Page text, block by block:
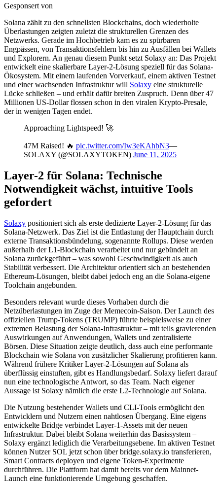
Gesponsert von
Solana zählt zu den schnellsten Blockchains, doch wiederholte
Überlastungen zeigten zuletzt die strukturellen Grenzen des
Netzwerks. Gerade im Hochbetrieb kam es zu spürbaren
Engpässen, von Transaktionsfehlern bis hin zu Ausfällen bei Wallets
und Explorern. An genau diesem Punkt setzt Solaxy an: Das Projekt
entwickelt eine skalierbare Layer-2-Lösung speziell für das Solana-
Ökosystem. Mit einem laufenden Vorverkauf, einem aktiven Testnet
und einer wachsenden Infrastruktur will Solaxy eine strukturelle
Lücke schließen – und erhält dafür breiten Zuspruch. Denn über 47
Millionen US-Dollar flossen schon in den viralen Krypto-Presale,
der in wenigen Tagen endet.
Approaching Lightspeed! 🚀
47M Raised! 🔥 pic.twitter.com/Iw3eKAhbN3—
SOLAXY (@SOLAXYTOKEN) June 11, 2025
Layer-2 für Solana: Technische
Notwendigkeit wächst, intuitive Tools
gefordert
Solaxy positioniert sich als erste dedizierte Layer-2-Lösung für das
Solana-Netzwerk. Das Ziel ist die Entlastung der Hauptchain durch
externe Transaktionsbündelung, sogenannte Rollups. Diese werden
außerhalb der L1-Blockchain verarbeitet und nur gebündelt an
Solana zurückgeführt – was sowohl Geschwindigkeit als auch
Stabilität verbessert. Die Architektur orientiert sich an bestehenden
Ethereum-Lösungen, bleibt dabei jedoch eng an die Solana-eigene
Toolchain angebunden.
Besonders relevant wurde dieses Vorhaben durch die
Netzüberlastungen im Zuge der Memecoin-Saison. Der Launch des
offiziellen Trump-Tokens (TRUMP) führte beispielsweise zu einer
extremen Belastung der Solana-Infrastruktur – mit teils gravierenden
Auswirkungen auf Anwendungen, Wallets und zentralisierte
Börsen. Diese Situation zeigte deutlich, dass auch eine performante
Blockchain wie Solana von zusätzlicher Skalierung profitieren kann.
Während frühere Kritiker Layer-2-Lösungen auf Solana als
überflüssig einstuften, gibt es Handlungsbedarf. Solaxy liefert darauf
nun eine technologische Antwort, so das Team. Nach eigener
Aussage ist Solaxy nämlich die erste L2-Technologie auf Solana.
Die Nutzung bestehender Wallets und CLI-Tools ermöglicht den
Entwicklern und Nutzern einen nahtlosen Übergang. Eine eigens
entwickelte Bridge verbindet Layer-1-Assets mit der neuen
Infrastruktur. Dabei bleibt Solana weiterhin das Basissystem –
Solaxy ergänzt lediglich die Verarbeitungsebene. Im aktiven Testnet
können Nutzer SOL jetzt schon über bridge.solaxy.io transferieren,
Smart Contracts deployen und eigene Token-Experimente
durchführen. Die Plattform hat damit bereits vor dem Mainnet-
Launch eine funktionierende Umgebung geschaffen.